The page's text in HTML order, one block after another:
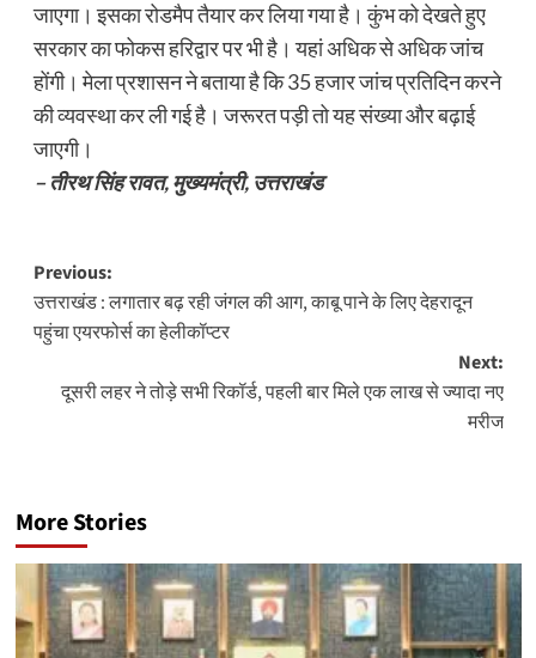
जाएगा। इसका रोडमैप तैयार कर लिया गया है। कुंभ को देखते हुए
सरकार का फोकस हरिद्वार पर भी है। यहां अधिक से अधिक जांच
होंगी। मेला प्रशासन ने बताया है कि 35 हजार जांच प्रतिदिन करने
की व्यवस्था कर ली गई है। जरूरत पड़ी तो यह संख्या और बढ़ाई
जाएगी।
– तीरथ सिंह रावत, मुख्यमंत्री, उत्तराखंड
Post
navigation
Previous:
उत्तराखंड : लगातार बढ़ रही जंगल की आग, काबू पाने के लिए देहरादून
पहुंचा एयरफोर्स का हेलीकॉप्टर
Next:
दूसरी लहर ने तोड़े सभी रिकॉर्ड, पहली बार मिले एक लाख से ज्यादा नए
मरीज
More Stories